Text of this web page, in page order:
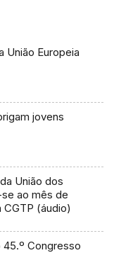
União Europeia
jovens
União dos
ao mês de
CGTP (áudio)
Congresso